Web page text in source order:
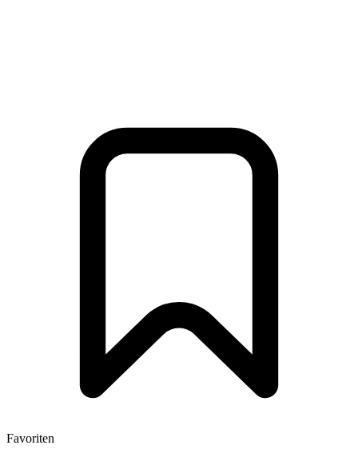
Favoriten